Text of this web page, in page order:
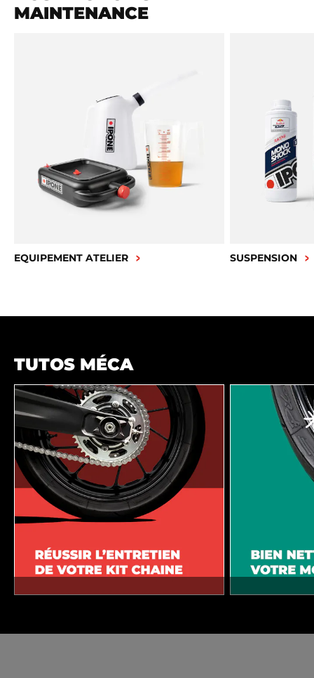
MAINTENANCE
EQUIPEMENT ATELIER SUSPENSION
TUTOS MÉCA